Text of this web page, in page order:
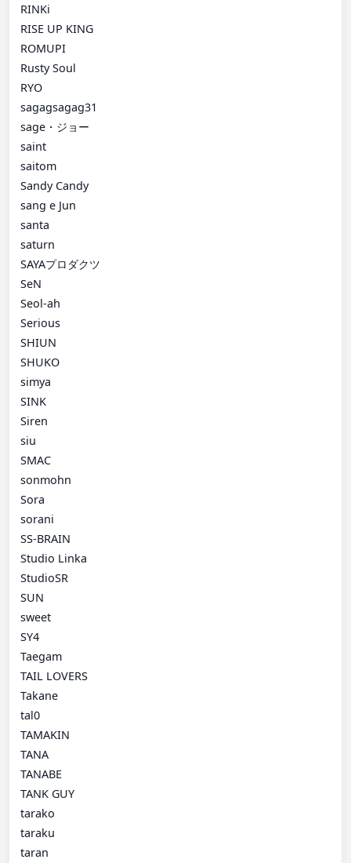
RINKi
RISE UP KING
ROMUPI
Rusty Soul
RYO
sagagsagag31
sage・ジョー
saint
saitom
Sandy Candy
sang e Jun
santa
saturn
SAYAプロダクツ
SeN
Seol-ah
Serious
SHIUN
SHUKO
simya
SINK
Siren
siu
SMAC
sonmohn
Sora
sorani
SS-BRAIN
Studio Linka
StudioSR
SUN
sweet
SY4
Taegam
TAIL LOVERS
Takane
tal0
TAMAKIN
TANA
TANABE
TANK GUY
tarako
taraku
taran